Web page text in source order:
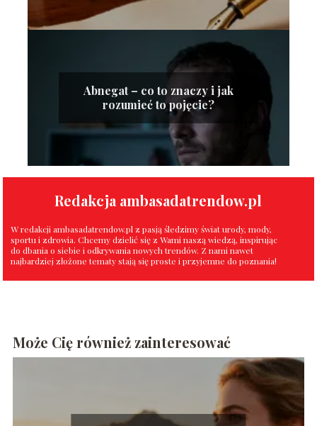
Abnegat – co to znaczy i jak
rozumieć to pojęcie?
Redakcja ambasadatrendow.pl
W redakcji ambasadatrendow.pl z pasją śledzimy świat urody, mody,
sportu i zdrowia. Chcemy dzielić się z Wami naszą wiedzą, inspirując
do dbania o siebie i odkrywania nowych trendów. Z nami nawet
najbardziej złożone tematy stają się proste i przyjemne do poznania!
Może Cię również zainteresować